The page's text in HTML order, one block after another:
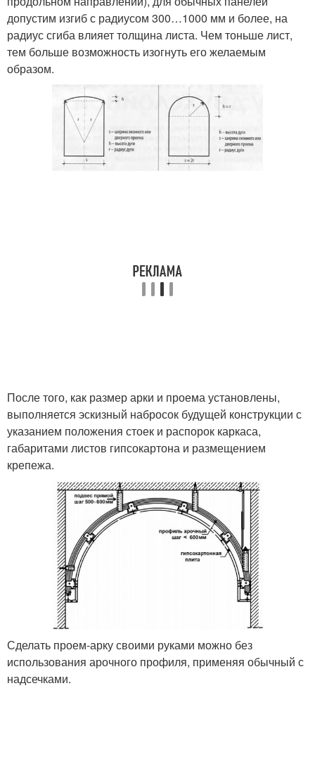
допустим изгиб с радиусом 300…1000 мм и более, на
радиус сгиба влияет толщина листа. Чем тоньше лист,
тем больше возможность изогнуть его желаемым
образом.
После того, как размер арки и проема установлены,
выполняется эскизный набросок будущей конструкции с
указанием положения стоек и распорок каркаса,
габаритами листов гипсокартона и размещением
крепежа.
Сделать проем-арку своими руками можно без
использования арочного профиля, применяя обычный с
надсечками.